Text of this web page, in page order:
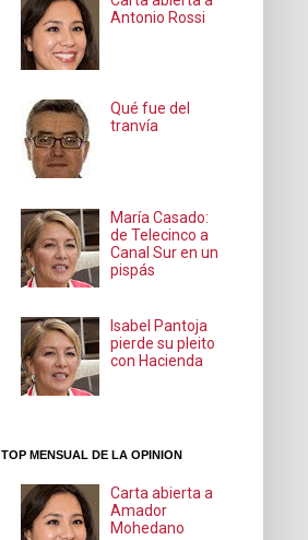
Antonio Rossi
Qué fue del
tranvía
María Casado:
de Telecinco a
Canal Sur en un
pispás
Isabel Pantoja
pierde su pleito
con Hacienda
TOP MENSUAL DE LA OPINION
Carta abierta a
Amador
Mohedano